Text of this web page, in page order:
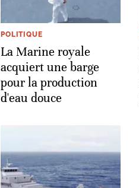
POLITIQUE
La Marine royale
acquiert une barge
pour la production
d'eau douce